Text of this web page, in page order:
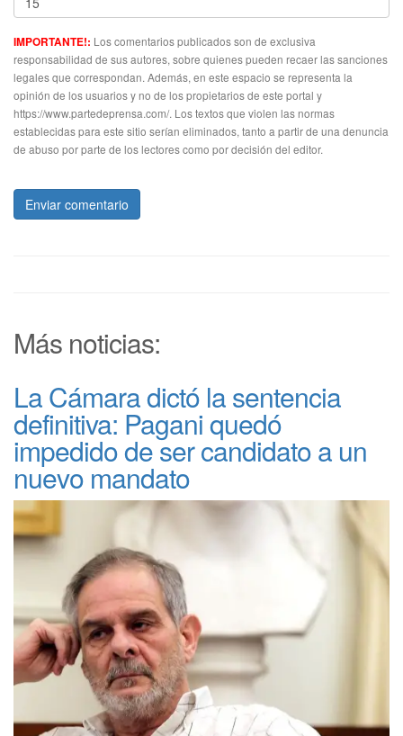
IMPORTANTE!: Los comentarios publicados son de exclusiva
responsabilidad de sus autores, sobre quienes pueden recaer las sanciones
legales que correspondan. Además, en este espacio se representa la
opinión de los usuarios y no de los propietarios de este portal y
https://www.partedeprensa.com/. Los textos que violen las normas
establecidas para este sitio serían eliminados, tanto a partir de una denuncia
de abuso por parte de los lectores como por decisión del editor.
Enviar comentario
Más noticias:
La Cámara dictó la sentencia
definitiva: Pagani quedó
impedido de ser candidato a un
nuevo mandato